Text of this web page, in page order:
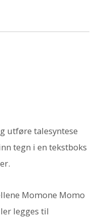
utføre talesyntese
tegn i en tekstboks
Momone Momo
legges til